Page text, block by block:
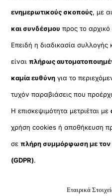
ενημερωτικούς σκοπούς, με
και συνδέσμου προς το
Επειδή η διαδικασία συλλογής
είναιπλήρως
καμία ευθύνη για το
τυχόν παραβιάσεις που
Η επισκεψιμότητα μετριέται με
χρήση cookies ή αποθήκευση
σεπλήρη συμμόρφωση με τον
(GDPR).
Εταιρικά